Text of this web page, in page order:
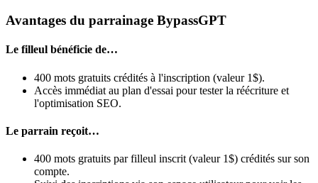
Avantages du parrainage BypassGPT
Le filleul bénéficie de…
400 mots gratuits crédités à l'inscription (valeur 1$).
Accès immédiat au plan d'essai pour tester la réécriture et
l'optimisation SEO.
Le parrain reçoit…
400 mots gratuits par filleul inscrit (valeur 1$) crédités sur son
compte.